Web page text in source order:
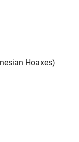
Hoaxes)